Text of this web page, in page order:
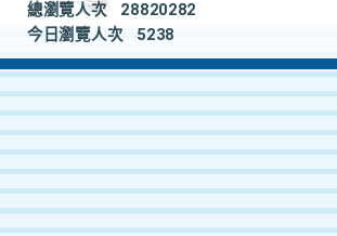
總瀏覽人次
28820282
今日瀏覽人次
5238